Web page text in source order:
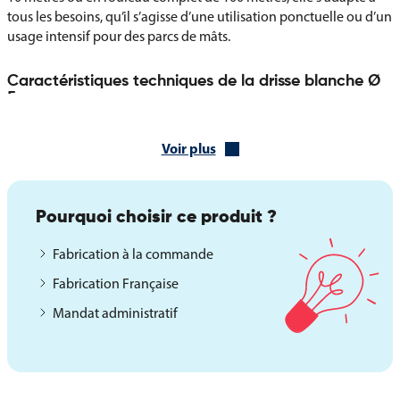
tous les besoins, qu’il s’agisse d’une utilisation ponctuelle ou d’un
usage intensif pour des parcs de mâts.
Caractéristiques techniques de la drisse blanche Ø
5 mm
Compatibilité : mâts standards en aluminium ou en fibre de verre
Conditionnement : au choix
Rouleau bobine de 100 mètres
Conseil technique : prévoir une longueur de drisse équivalente à
deux fois la hauteur du mât (exemple : pour un mât de 10 m → 20
Les avantages de la drisse blanche pour mâts
Voir plus
Pourquoi choisir ce produit ?
Fabrication à la commande
Fabrication Française
Mandat administratif